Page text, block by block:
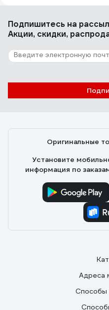
Отличный материал,
трудных местах. Есть
Отзыв о бите GRAFF SW
GBN0845
Дмитрий Морозов
для домашнего
Подпишитесь на
Акции, скидки,
Оригинальные
Установите
информация по
Адреса
Способы